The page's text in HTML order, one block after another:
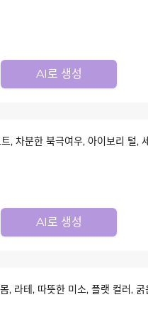
AI로 생성
, 차분한 북극여우, 아이보리 털,
AI로 생성
, 라테, 따뜻한 미소, 플랫 컬러,